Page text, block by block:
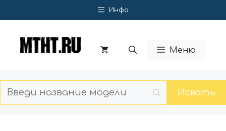
к
Инфо
Меню